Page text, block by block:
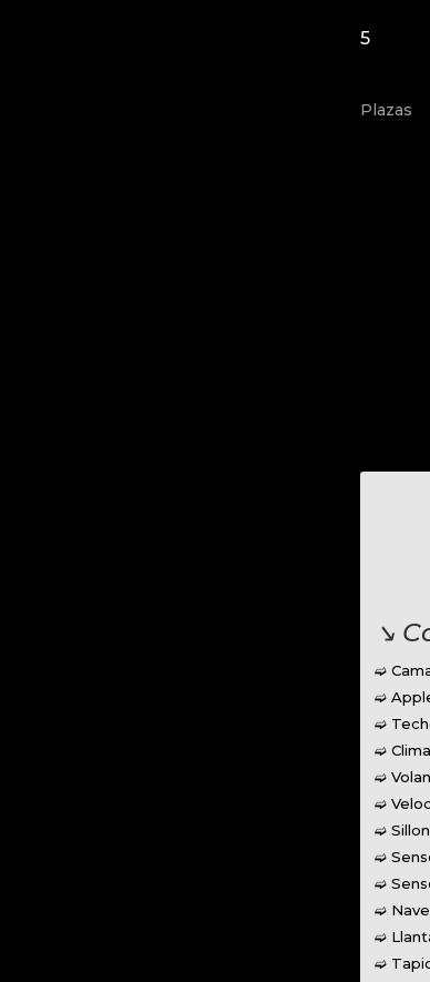
5
Plazas
↘︎
➫
➫
➫
➫
➫
➫
➫
➫
➫
➫
➫
➫